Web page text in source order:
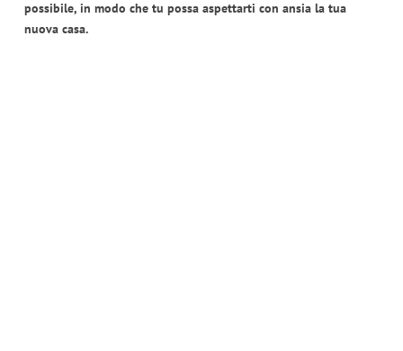
possibile, in modo che tu possa aspettarti con ansia la tua
nuova casa.